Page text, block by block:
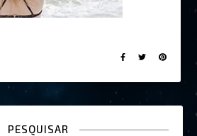
PESQUISAR